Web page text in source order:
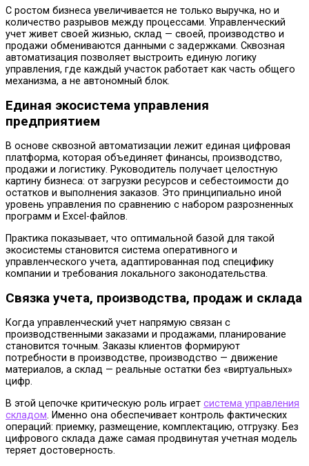
С ростом бизнеса увеличивается не только выручка, но и
количество разрывов между процессами. Управленческий
учет живет своей жизнью, склад — своей, производство и
продажи обмениваются данными с задержками. Сквозная
автоматизация позволяет выстроить единую логику
управления, где каждый участок работает как часть общего
механизма, а не автономный блок.
Единая экосистема управления
предприятием
В основе сквозной автоматизации лежит единая цифровая
платформа, которая объединяет финансы, производство,
продажи и логистику. Руководитель получает целостную
картину бизнеса: от загрузки ресурсов и себестоимости до
остатков и выполнения заказов. Это принципиально иной
уровень управления по сравнению с набором разрозненных
программ и Excel-файлов.
Практика показывает, что оптимальной базой для такой
экосистемы становится система оперативного и
управленческого учета, адаптированная под специфику
компании и требования локального законодательства.
Связка учета, производства, продаж и склада
Когда управленческий учет напрямую связан с
производственными заказами и продажами, планирование
становится точным. Заказы клиентов формируют
потребности в производстве, производство — движение
материалов, а склад — реальные остатки без «виртуальных»
цифр.
В этой цепочке критическую роль играет система управления
складом. Именно она обеспечивает контроль фактических
операций: приемку, размещение, комплектацию, отгрузку. Без
цифрового склада даже самая продвинутая учетная модель
теряет достоверность.